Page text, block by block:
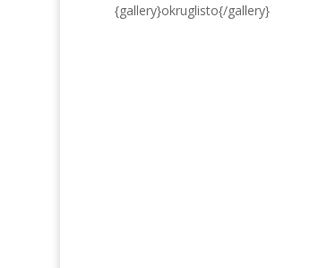
{gallery}okruglisto{/gallery}